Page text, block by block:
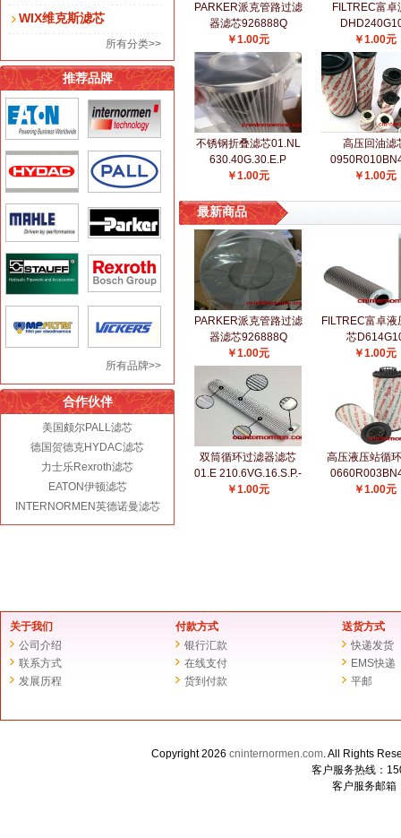
WIX维克斯滤芯
所有分类>>
推荐品牌
所有品牌>>
合作伙伴
美国颇尔PALL滤芯
德国贺德克HYDAC滤芯
力士乐Rexroth滤芯
EATON伊顿滤芯
INTERNORMEN英德诺曼滤芯
PARKER派克管路过滤
器滤芯926888Q
￥1.00元
FILTREC富卓
￥1.00元
不锈钢折叠滤芯01.NL
630.40G.30.E.P
￥1.00元
高压回油滤
￥1.00元
最新商品
PARKER派克管路过滤
器滤芯926888Q
￥1.00元
FILTREC富卓液
芯
￥1.00元
双筒循环过滤器滤芯
01.E 210.6VG.16.S.P.-
￥1.00元
高压液压站循
￥1.00元
关于我们
公司介绍
联系方式
发展历程
付款方式
银行汇款
在线支付
货到付款
送货方式
快递发货
EMS快递
平邮
Copyright 2026 cninternormen.com. All Rights
客户服务热线：
客户服务邮箱